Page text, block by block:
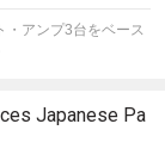
・アンプ3台をベース
Japanese Pa